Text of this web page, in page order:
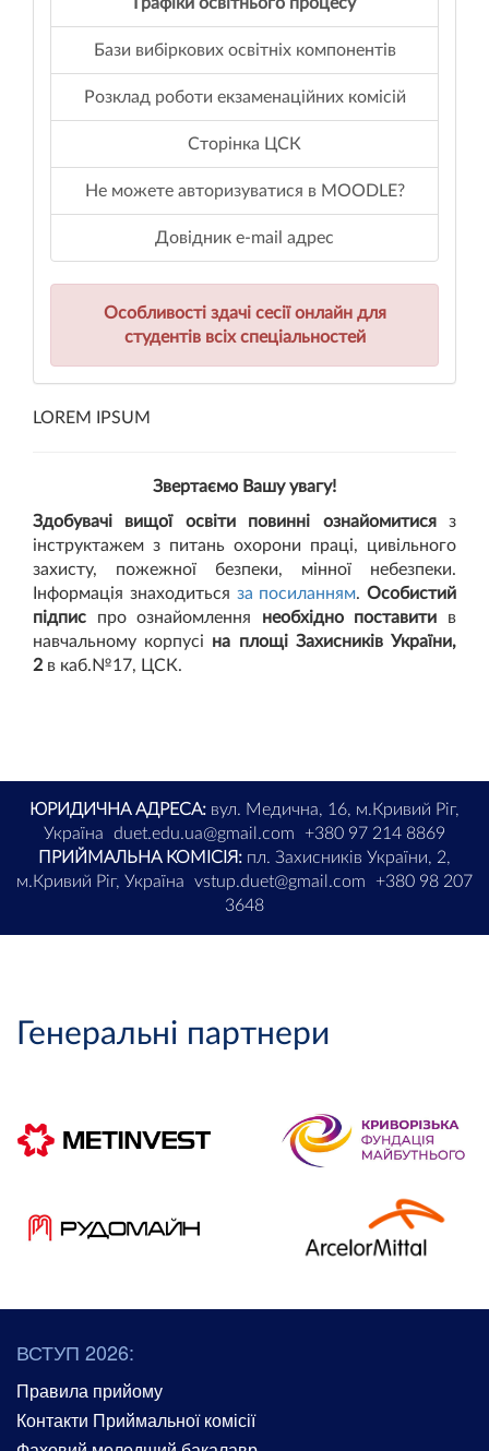
Бази вибіркових освітніх компонентів
Розклад роботи екзаменаційних комісій
Сторінка ЦСК
Не можете авторизуватися в MOODLE?
Довідник e-mail адрес
Особливості здачі сесії онлайн для
студентів всіх спеціальностей
LOREM IPSUM
Звертаємо Вашу увагу!
Здобувачі вищої освіти повинні ознайомитися з
інструктажем з питань охорони праці, цивільного
захисту, пожежної безпеки, мінної небезпеки.
Інформація знаходиться за посиланням. Особистий
підпис про ознайомлення необхідно поставити в
навчальному корпусі на площі Захисників України,
2 в каб.№17, ЦСК.
ЮРИДИЧНА АДРЕСА: вул. Медична, 16, м.Кривий Ріг,
Україна
duet.edu.ua@gmail.com
+380 97 214 8869
ПРИЙМАЛЬНА КОМІСІЯ: пл. Захисників України, 2,
м.Кривий Ріг, Україна
vstup.duet@gmail.com
+380 98 207
3648
Генеральні партнери
ВСТУП 2026:
Правила прийому
Контакти Приймальної комісії